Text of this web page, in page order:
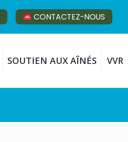
CONTACTEZ-NOUS
SOUTIEN AUX AÎNÉS VVR